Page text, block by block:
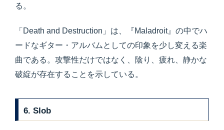
る。
「Death and Destruction」は、『Maladroit』の中でハ
ードなギター・アルバムとしての印象を少し変える楽
曲である。攻撃性だけではなく、陰り、疲れ、静かな
破綻が存在することを示している。
6. Slob